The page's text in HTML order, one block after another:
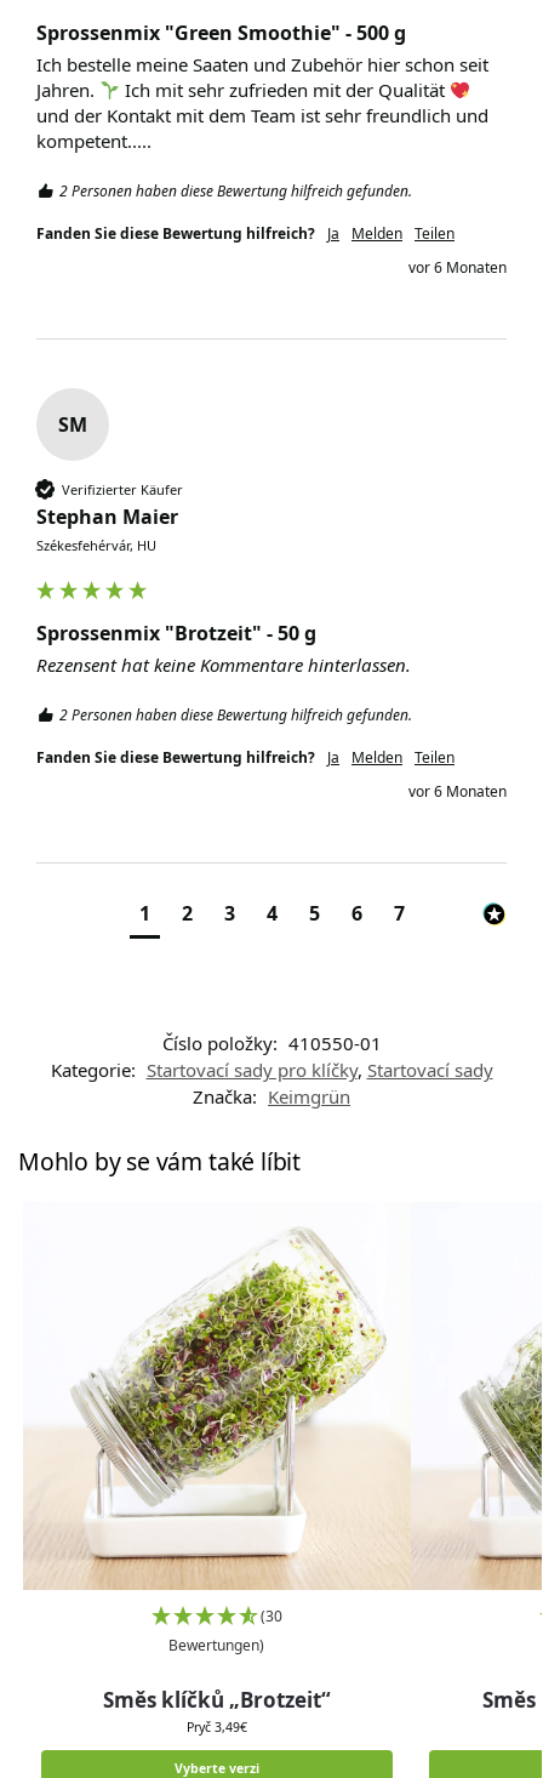
Sprossenmix "Green Smoothie" - 500 g
Ich bestelle meine Saaten und Zubehör hier schon seit
Jahren.
Ich mit sehr zufrieden mit der Qualität
und der Kontakt mit dem Team ist sehr freundlich und
kompetent.....
2 Personen haben diese Bewertung hilfreich gefunden.
Fanden Sie diese Bewertung hilfreich? Ja Melden Teilen
vor 6 Monaten
SM
Verifizierter Käufer
Stephan Maier
Székesfehérvár, HU
Sprossenmix "Brotzeit" - 50 g
Rezensent hat keine Kommentare hinterlassen.
2 Personen haben diese Bewertung hilfreich gefunden.
Fanden Sie diese Bewertung hilfreich? Ja Melden Teilen
vor 6 Monaten
1 2 3 4 5 6 7
Číslo položky: 410550-01
Kategorie: Startovací sady pro klíčky, Startovací sady
Značka: Keimgrün
Mohlo by se vám také líbit
(30
Bewertungen)
Směs klíčků „Brotzeit“
Pryč 3,49€
Vyberte verzi